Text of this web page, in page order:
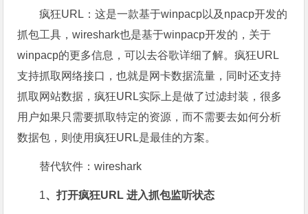
疯狂URL：这是一款基于winpacp以及npacp开发的
抓包工具，wireshark也是基于winpacp开发的，关于
winpacp的更多信息，可以去谷歌详细了解。疯狂URL
支持抓取网络接口，也就是网卡数据流量，同时还支持
抓取网站数据，疯狂URL实际上是做了过滤封装，很多
用户如果只需要抓取特定的资源，而不需要去如何分析
数据包，则使用疯狂URL是最佳的方案。
替代软件：wireshark
1、打开疯狂URL进入抓包监听状态